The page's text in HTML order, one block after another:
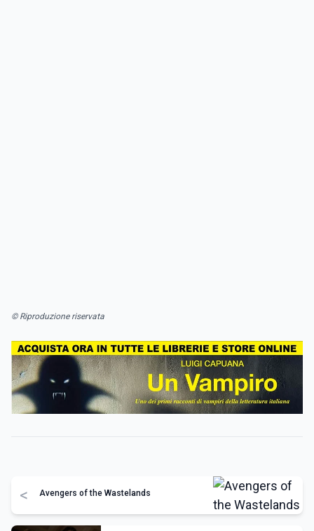
© Riproduzione riservata
< Avengers of the Wastelands